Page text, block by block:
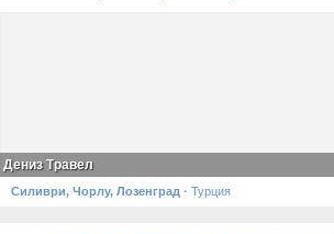
Дениз Травел
Силиври, Чорлу, Лозенград · Турция